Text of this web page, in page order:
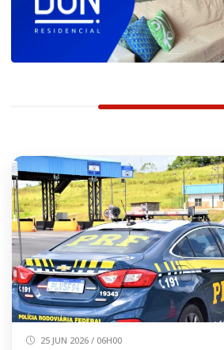
25 JUN 2026 / 06H00